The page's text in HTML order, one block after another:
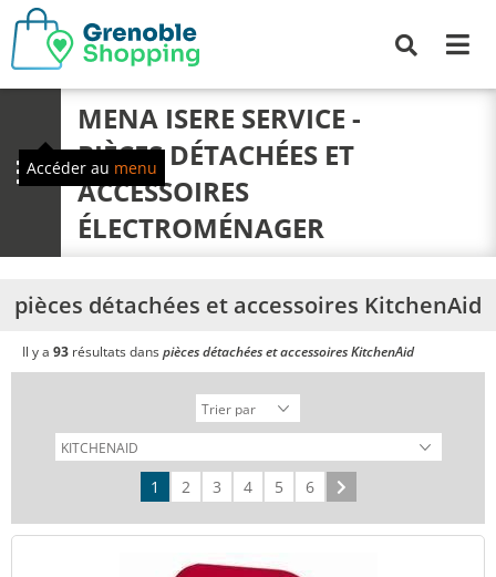
Menu
MENA ISERE SERVICE -
PIÈCES DÉTACHÉES ET
ACCESSOIRES
ÉLECTROMÉNAGER
Accéder au menu
pièces détachées et accessoires KitchenAid
Il y a 93 résultats danspièces détachées et accessoires KitchenAid
1 2 3 4 5 6